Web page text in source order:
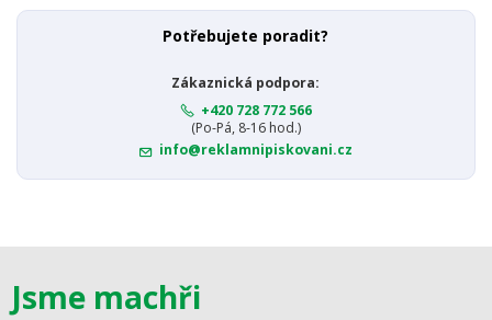
Potřebujete poradit?
Zákaznická podpora:
+420 728 772 566
(Po-Pá, 8-16 hod.)
info@reklamnipiskovani.cz
Jsme machři